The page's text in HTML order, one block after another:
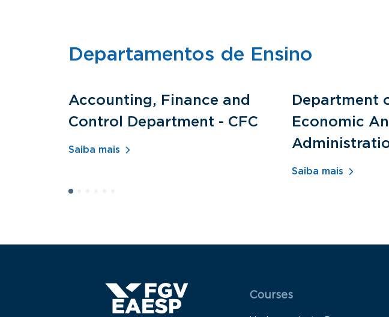
Departamentos de Ensino
Accounting, Finance and
Control Department - CFC
Saiba mais
Department
Economic
Saiba mais
Menu Rodapé 1
Courses